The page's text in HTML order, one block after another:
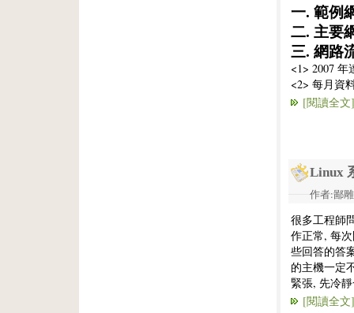
一. 範例
二. 主要
三. 網路
<1> 2007
<2> 每月資
[閱讀全文]
Linux
作者:鄙
很多工程師
作正常, 每
些回答的答
的主機一定
緊張, 先冷
[閱讀全文]